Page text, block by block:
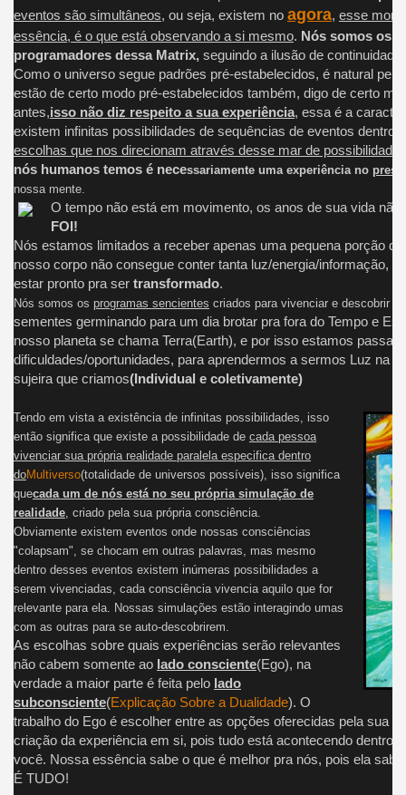
eventos são simultâneos, ou seja, existem no agora, esse
essência, é o que está observando a si mesmo. Nós somos os
programadores dessa Matrix,seguindo a ilusão de
Como o universo segue padrões pré-estabelecidos, é natural
estão de certo modo pré-estabelecidos também, digo de certo
antes,issonão diz respeito a sua experiência, essa é a
existem infinitas possibilidades de sequências de eventos dentro
escolhas que nos direcionam através desse mar de possibilidades
nós humanos temos é necessariamente uma experiência no
nossa mente.
O tempo não está em movimento, os anos de sua vida
FOI!
Nós estamos limitados a receber apenas uma pequena porção
nosso corpo não consegue conter tanta luz/energia/informação,
estar pronto pra ser transformado.
Nós somos os programas sencientes criados para vivenciar e descobrir o
sementes germinando para um dia brotar pra fora do Tempo e
nosso planeta se chama Terra(Earth), e por isso estamos
dificuldades/oportunidades, para aprendermos a sermos Luz na
sujeira que criamos(Individual e coletivamente)
Tendo em vista a existência de infinitas possibilidades, isso
então significa que existe a possibilidade de cada pessoa
vivenciar sua própria realidade paralela especifica dentro
doMultiverso(totalidade de universos possíveis), isso significa
quecada um de nós está no seu própria simulação de
realidade, criado pela sua própria consciência.
Obviamente existem eventos onde nossas consciências
"colapsam", se chocam em outras palavras, mas mesmo
dentro desses eventos existem inúmeras possibilidades a
serem vivenciadas, cada consciência vivencia aquilo que for
relevante para ela. Nossas simulações estão interagindo umas
com as outras para se auto-descobrirem.
As escolhas sobre quais experiências serão relevantes
não cabem somente ao lado consciente(Ego), na
verdade a maior parte é feita pelo lado
subconsciente(Explicação Sobre a Dualidade). O
trabalho do Ego é escolher entre as opções oferecidas pela sua
criação da experiência em si, pois tudo está acontecendo dentro
você. Nossa essência sabe o que é melhor pra nós, pois ela
É TUDO!